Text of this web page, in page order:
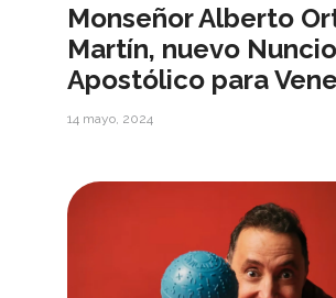
Monseñor Alberto
Martín, nuevo Nuncio
Apostólico para
14 mayo, 2024